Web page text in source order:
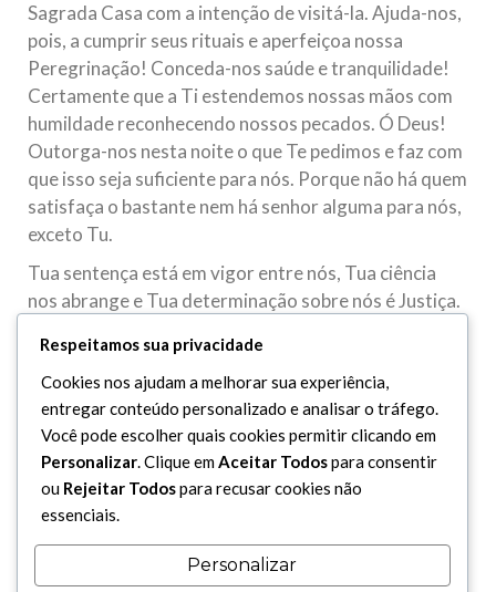
Sagrada Casa com a intenção de visitá-la. Ajuda-nos,
pois, a cumprir seus rituais e aperfeiçoa nossa
Peregrinação! Conceda-nos saúde e tranquilidade!
Certamente que a Ti estendemos nossas mãos com
humildade reconhecendo nossos pecados. Ó Deus!
Outorga-nos nesta noite o que Te pedimos e faz com
que isso seja suficiente para nós. Porque não há quem
satisfaça o bastante nem há senhor alguma para nós,
exceto Tu.
Tua sentença está em vigor entre nós, Tua ciência
nos abrange e Tua determinação sobre nós é Justiça.
bem! Ó Deus! Por Tua generosidade, torna
obrigatória para nós a grande recompensa, o nobre
depósito e a facilidade perpétua, e perdoa nossos
pecados. Não nos aniquiles junto com os que serão
aniquilados nem afastes de nós Tua compaixão nem
Tua misericórdia. Ó o Mais Misericordioso entre os
que têm misericórdia. Ó Deus! Faz de nós neste
momento aqueles que pedem e que Tu atendes,
aqueles que Te agradecem e para quem tu
Respeitamos sua privacidade
Cookies nos ajudam a melhorar sua experiência,
entregar conteúdo personalizado e analisar o tráfego.
Você pode escolher quais cookies permitir clicando em
Personalizar. Clique emAceitar Todospara consentir
ou Rejeitar Todospara recusar cookies não
essenciais.
Personalizar